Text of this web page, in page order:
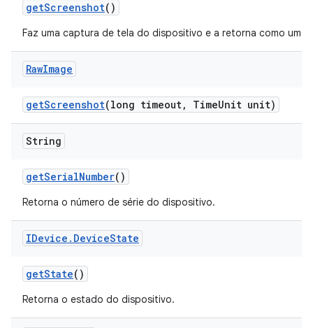
getScreenshot()
Faz uma captura de tela do dispositivo e a retorna como um
RawImage
getScreenshot(long timeout, TimeUnit unit)
String
getSerialNumber()
Retorna o número de série do dispositivo.
IDevice . DeviceState
getState()
Retorna o estado do dispositivo.